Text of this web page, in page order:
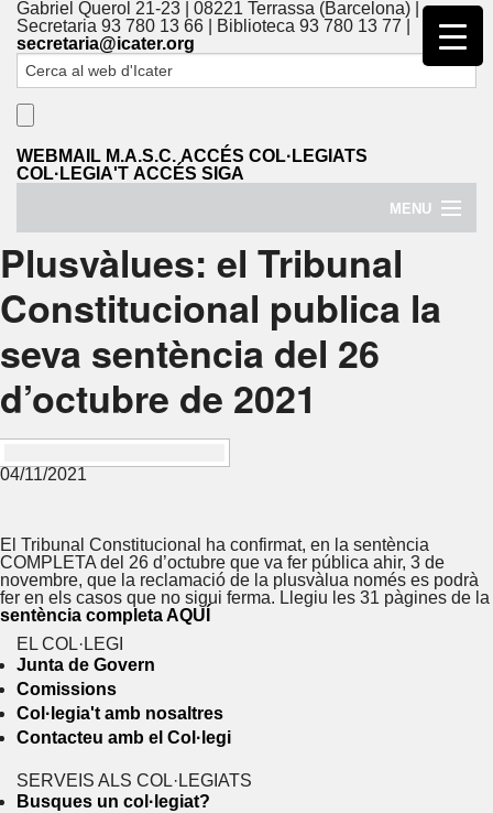
Gabriel Querol 21-23 | 08221 Terrassa (Barcelona) |
Secretaria 93 780 13 66 | Biblioteca 93 780 13 77 |
secretaria@icater.org
WEBMAIL M.A.S.C. ACCÉS COL·LEGIATS
COL·LEGIA'T ACCÉS SIGA
MENU
El Col·legi
Serveis Col·legials
Serveis als Ciutadans
Torn d’Ofici
Plusvàlues: el Tribunal
Constitucional publica la
seva sentència del 26
d’octubre de 2021
04/11/2021
El Tribunal Constitucional
ha confirmat, en la sentència
COMPLETA del 26 d’octubre que va fer pública ahir, 3 de
novembre, que la reclamació de la plusvàlua només es podrà
fer en els casos que no sigui ferma. Llegiu les 31 pàgines de la
sentència completa AQUÍ
EL COL·LEGI
Junta de Govern
Comissions
Col·legia't amb nosaltres
Contacteu amb el Col·legi
SERVEIS ALS COL·LEGIATS
Busques un col·legiat?